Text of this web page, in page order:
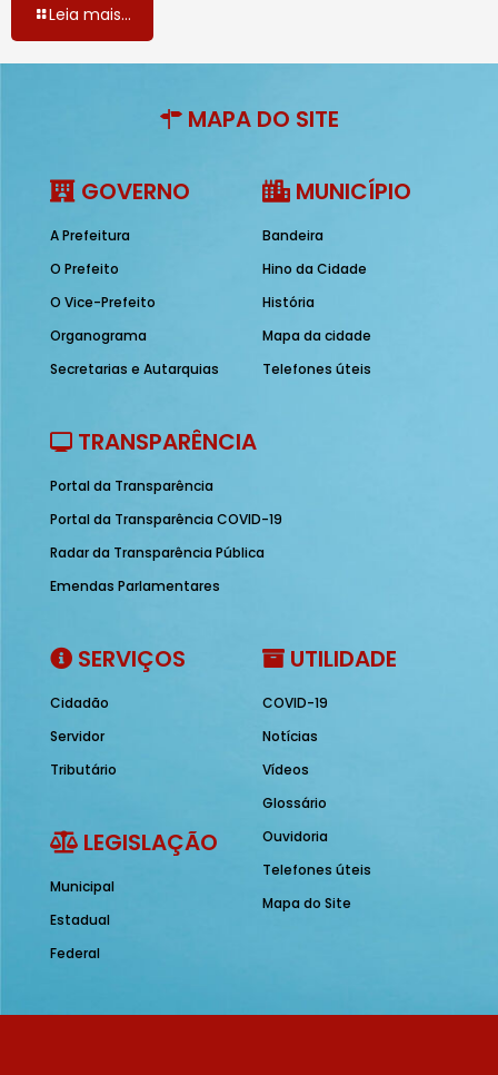
Leia mais...
MAPA DO SITE
GOVERNO
A Prefeitura
O Prefeito
O Vice-Prefeito
Organograma
Secretarias e Autarquias
MUNICÍPIO
Bandeira
Hino da Cidade
História
Mapa da cidade
Telefones úteis
TRANSPARÊNCIA
Portal da Transparência
Portal da Transparência COVID-19
Radar da Transparência Pública
Emendas Parlamentares
SERVIÇOS
Cidadão
Servidor
Tributário
LEGISLAÇÃO
Municipal
Estadual
Federal
UTILIDADE
COVID-19
Notícias
Vídeos
Glossário
Ouvidoria
Telefones úteis
Mapa do Site